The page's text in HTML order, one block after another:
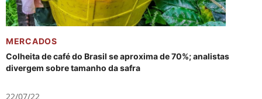
MERCADOS
Colheita de café do Brasil se aproxima de 70%; analistas
divergem sobre tamanho da safra
22/07/22